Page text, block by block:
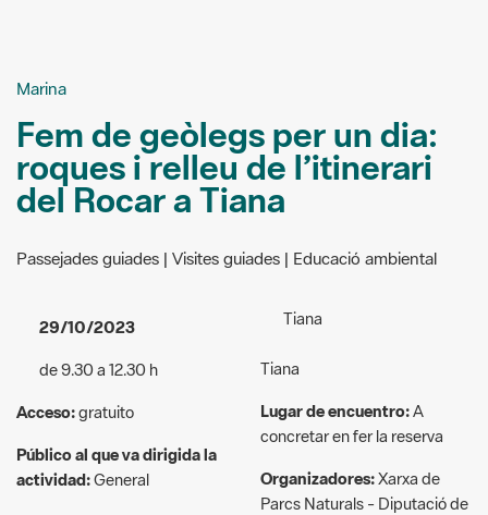
Marina
Fem de geòlegs per un dia:
roques i relleu de l’itinerari
del Rocar a Tiana
Passejades guiades | Visites guiades | Educació ambiental
29/10/2023
de 9.30 a 12.30 h
Acceso:gratuito
Público al que va dirigida la
actividad:General
Tiana
Tiana
Lugar de encuentro:A
concretar en fer la reserva
Organizadores:Xarxa de
Parcs Naturals - Diputació de